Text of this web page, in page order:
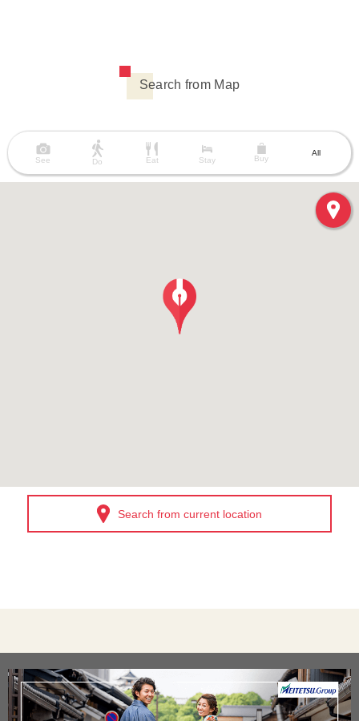
Search from Map
See Do Eat Stay Buy
All
Search from current location